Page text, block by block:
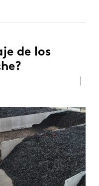
de los